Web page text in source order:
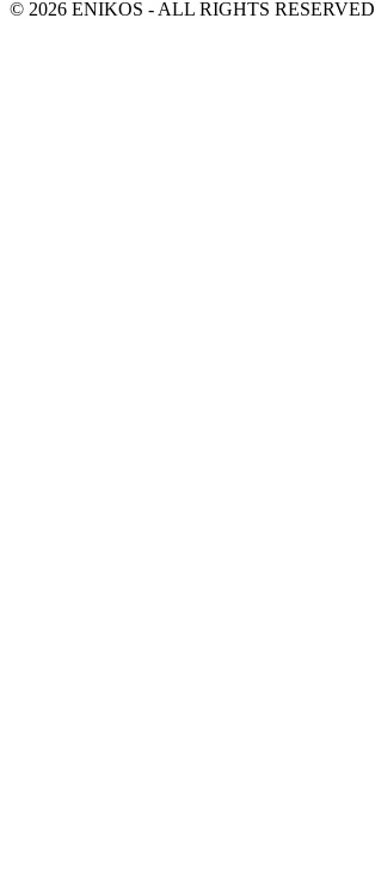
© 2026 ENIKOS - ALL RIGHTS RESERVED